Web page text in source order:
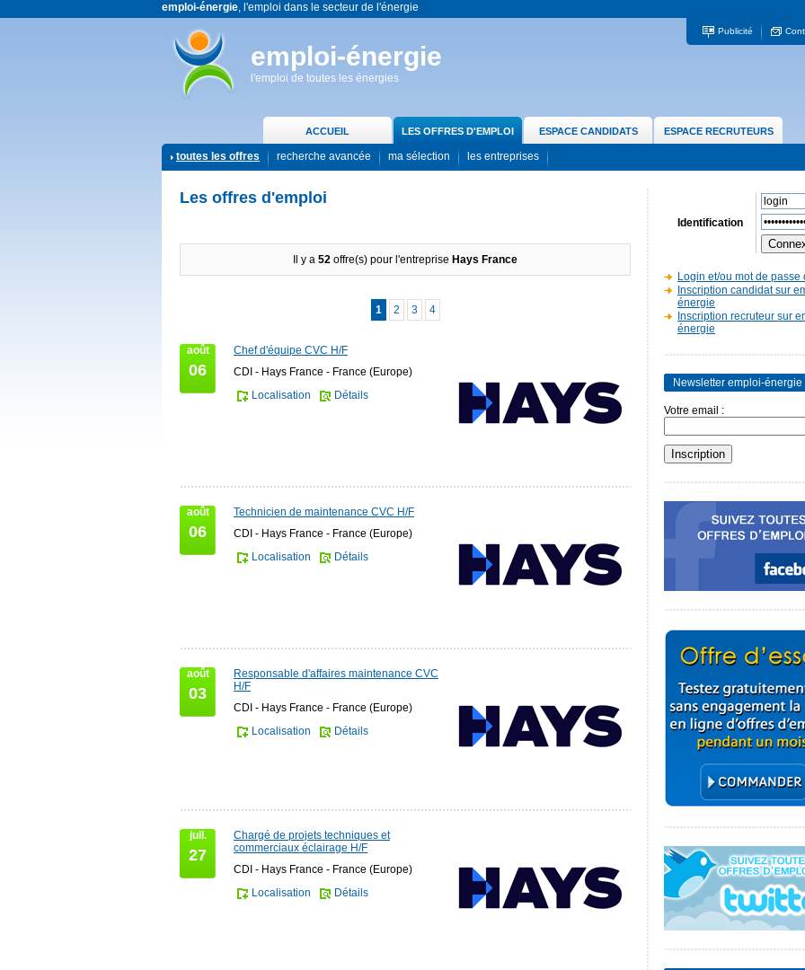
emploi-énergie, l'emploi dans le secteur de l'énergie
emploi-énergie
l'emploi de toutes les énergies
Publicité
ACCUEIL LES OFFRES D'EMPLOI ESPACE CANDIDATS ESPACE RECRUTEURS
toutes les offres recherche avancée ma sélection les entreprises
Les offres d'emploi
Il y a 52 offre(s) pour l'entreprise Hays France
1 2 3 4
août
06
Chef d'équipe CVC H/F
CDI - Hays France - France (Europe)
Localisation
Détails
août
06
Technicien de maintenance CVC H/F
CDI - Hays France - France (Europe)
Localisation
Détails
août
03
Responsable d'affaires maintenance CVC
H/F
CDI - Hays France - France (Europe)
Localisation
Détails
juil.
27
Chargé de projets techniques et
commerciaux éclairage H/F
CDI - Hays France - France (Europe)
Localisation
Détails
Identification
Login et/ou mot de passe
Inscription candidat sur
énergie
Inscription recruteur sur
énergie
Newsletter emploi-énergie
Votre email :